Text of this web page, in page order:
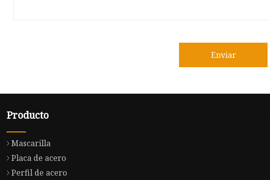
Enviar
Producto
Mascarilla
Placa de acero
Perfil de acero